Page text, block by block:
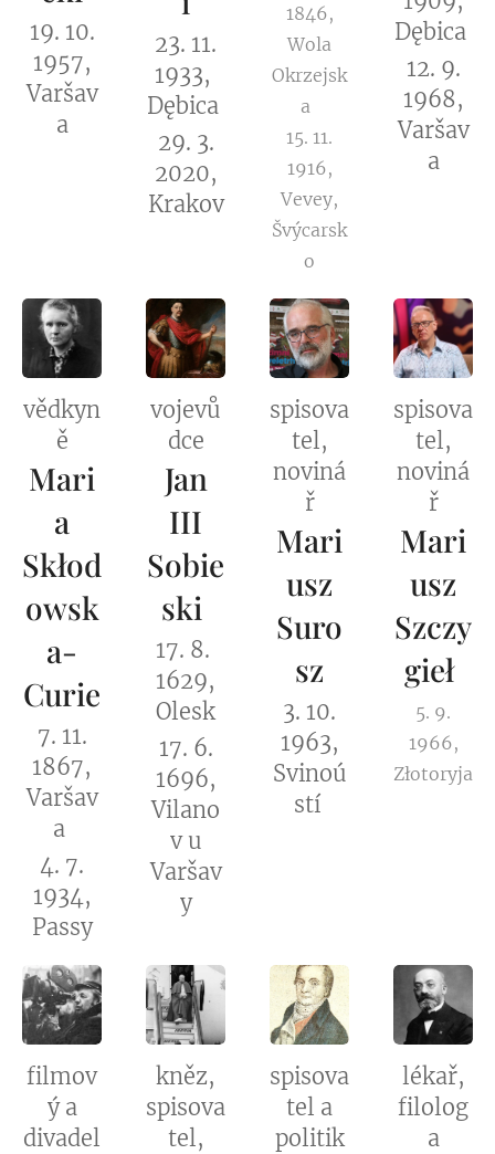
19. 10.
1957,
Varšav
a
23. 11.
1933,
Dębica
29. 3.
2020,
Krakov
1846,
Wola
Okrzejsk
a
15. 11.
1916,
Vevey,
Švýcarsk
o
Dębica
12. 9.
1968,
Varšav
a
vědkyn
ě
Mari
a
Skłod
owsk
a-
Curie
7. 11.
1867,
Varšav
a
4. 7.
1934,
Passy
vojevů
dce
Jan
III
Sobie
ski
17. 8.
1629,
Olesk
17. 6.
1696,
Vilano
v u
Varšav
y
spisova
tel,
noviná
ř
Mari
usz
Suro
sz
3. 10.
1963,
Svinoú
stí
spisova
tel,
noviná
ř
Mari
usz
Szczy
gieł
5. 9.
1966,
Złotoryja
filmov
ý a
divadel
kněz,
spisova
tel,
spisova
tel a
politik
lékař,
filolog
a